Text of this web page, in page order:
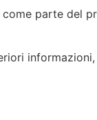
parte del